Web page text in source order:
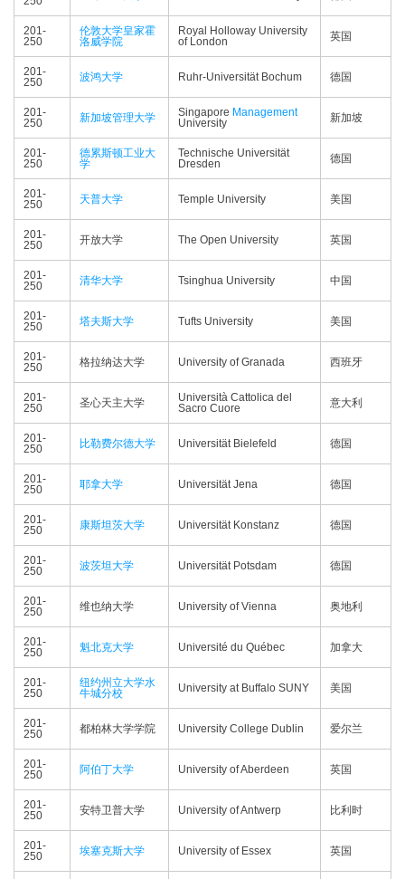
201-
250
伦敦大学皇家霍
洛威学院
Royal Holloway University
of London
英国
201-
250
波鸿大学 Ruhr-Universität Bochum 德国
201-
250
新加坡管理大学 Singapore Management
University
新加坡
201-
250
德累斯顿工业大
学
Technische Universität
Dresden
德国
201-
250
天普大学 Temple University 美国
201-
250
开放大学 The Open University 英国
201-
250
清华大学 Tsinghua University 中国
201-
250
塔夫斯大学 Tufts University 美国
201-
250
格拉纳达大学 University of Granada 西班牙
201-
250
圣心天主大学
Università Cattolica del
Sacro Cuore
意大利
201-
250
比勒费尔德大学 Universität Bielefeld 德国
201-
250
耶拿大学 Universität Jena 德国
201-
250
康斯坦茨大学 Universität Konstanz 德国
201-
250
波茨坦大学 Universität Potsdam 德国
201-
250
维也纳大学 University of Vienna 奥地利
201-
250
魁北克大学 Université du Québec 加拿大
201-
250
纽约州立大学水
牛城分校
University at Buffalo SUNY 美国
201-
250
都柏林大学学院 University College Dublin 爱尔兰
201-
250
阿伯丁大学 University of Aberdeen 英国
201-
250
安特卫普大学 University of Antwerp 比利时
201-
250
埃塞克斯大学 University of Essex 英国